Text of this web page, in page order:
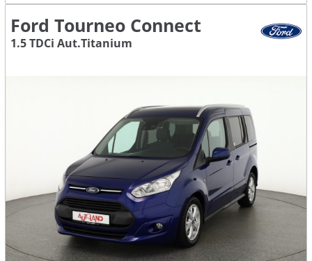
Ford Tourneo Connect
1.5 TDCi Aut.Titanium